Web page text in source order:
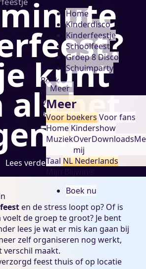
Boek
nu
Mijn
Blijwin®
Home
Kinderdisco
Kinderfeestje
Schoolfeest
Groep 8 Disco
Schuimparty
Meer
Meer
Voor boekersVoor fans
Home Kindershow
MuziekOver
mij
Downloads
Taal NLNederlands
Boek nu
kunt
als het
is
Lees verder
en de stress loopt op? Of is
de groep te groot? Je bent
lees je wat er mis kan gaan bij
zelf organiseren nog werkt,
verschil maakt.
feest thuis of op locatie